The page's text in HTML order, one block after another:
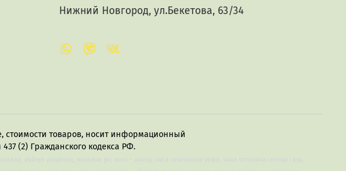
Нижний Новгород, ул.Бекетова, 63/34
стоимости товаров, носит информационный
(2) Гражданского кодекса РФ.